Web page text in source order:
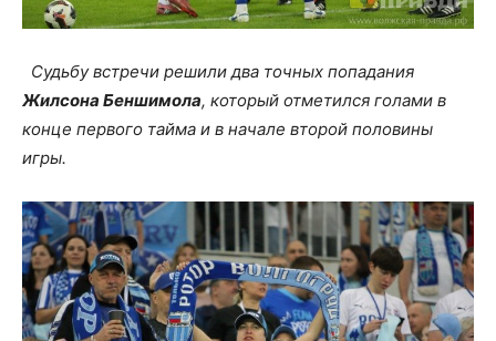
Судьбу встречи решили два точных попадания
Жилсона Беншимола, который отметился голами в
конце первого тайма и в начале второй половины
игры.